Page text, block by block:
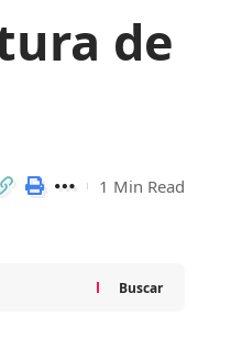
de
1 Min Read
Buscar